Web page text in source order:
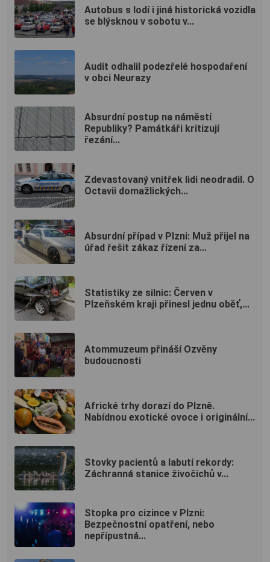
Autobus s lodí i jiná historická vozidla
se blýsknou v sobotu v...
Audit odhalil podezřelé hospodaření
v obci Neurazy
Absurdní postup na náměstí
Republiky? Památkáři kritizují
řezání...
Zdevastovaný vnitřek lidi neodradil. O
Octavii domažlických...
Absurdní případ v Plzni: Muž přijel na
úřad řešit zákaz řízení za...
Statistiky ze silnic: Červen v
Plzeňském kraji přinesl jednu oběť,...
Atommuzeum přináší Ozvěny
budoucnosti
Africké trhy dorazí do Plzně.
Nabídnou exotické ovoce i originální...
Stovky pacientů a labutí rekordy:
Záchranná stanice živočichů v...
Stopka pro cizince v Plzni:
Bezpečnostní opatření, nebo
nepřípustná...